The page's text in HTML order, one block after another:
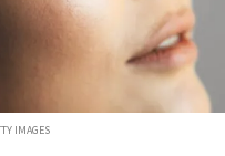
IMAGES